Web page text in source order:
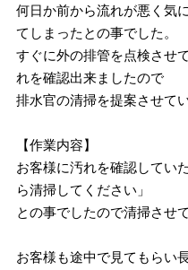
何日か前から流れが悪く気
てしまったとの事でした。
すぐに外の排管を点検させ
れを確認出来ましたので
排水官の清掃を提案させて
【作業内容】
お客様に汚れを確認してい
ら清掃してください」
との事でしたので清掃させ
お客様も途中で見てもらい